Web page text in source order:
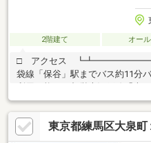
2階建て オー
□ アクセス
袋線「保谷」駅までバス約11分
「別荘橋」まで徒歩4分で利用
物面積：98.70m2建築年月日：平
途：第1種低層住居専用地域 50
東京都練馬区大泉